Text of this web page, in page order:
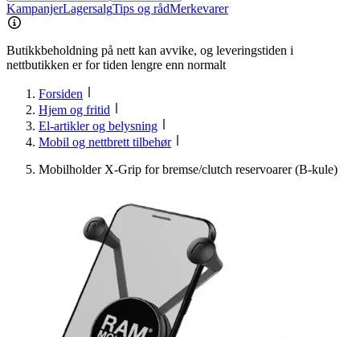
KampanjerLagersalgTips og rådMerkevarer
Butikkbeholdning på nett kan avvike, og leveringstiden i
nettbutikken er for tiden lengre enn normalt
Forsiden
Hjem og fritid
El-artikler og belysning
Mobil og nettbrett tilbehør
Mobilholder X-Grip for bremse/clutch reservoarer (B-kule)